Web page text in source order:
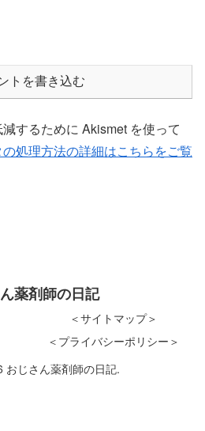
トを書き込む
するために Akismet を使って
処理方法の詳細はこちらをご覧
薬剤師の日記
＜サイトマップ＞
＜プライバシーポリシー＞
じさん薬剤師の日記.